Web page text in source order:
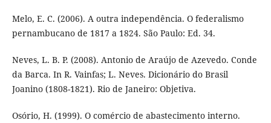
Melo, E. C. (2006). A outra independência. O federalismo
pernambucano de 1817 a 1824. São Paulo: Ed. 34.
Neves, L. B. P. (2008). Antonio de Araújo de Azevedo. Conde
da Barca. In R. Vainfas; L. Neves. Dicionário do Brasil
Joanino (1808-1821). Rio de Janeiro: Objetiva.
Osório, H. (1999). O comércio de abastecimento interno.